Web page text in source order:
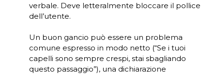
verbale. Deve letteralmente bloccare il pollice
dell’utente.
Un buon gancio può essere un problema
comune espresso in modo netto (“Se i tuoi
capelli sono sempre crespi, stai sbagliando
questo passaggio”), una dichiarazione